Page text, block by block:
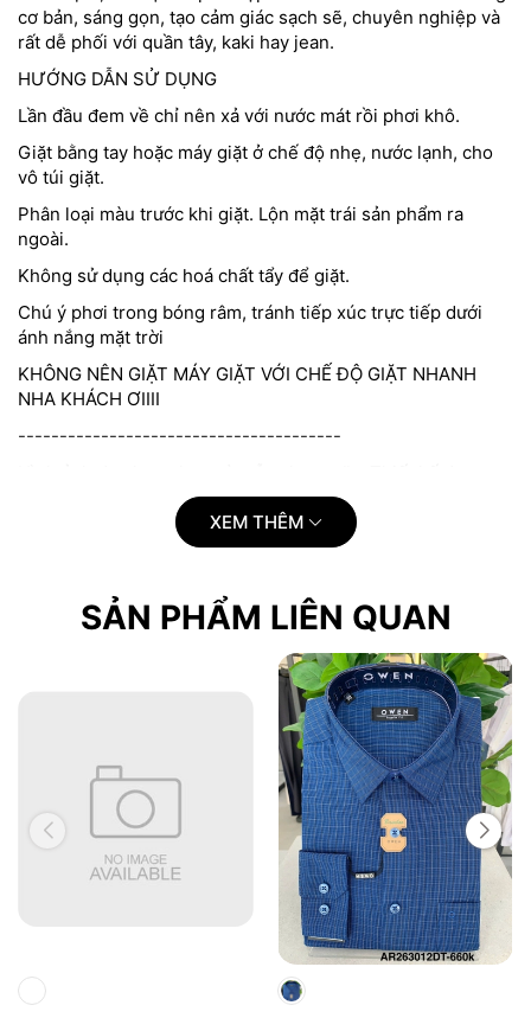
cơ bản, sáng gọn, tạo cảm giác sạch sẽ, chuyên nghiệp và
rất dễ phối với quần tây, kaki hay jean.
HƯỚNG DẪN SỬ DỤNG
Lần đầu đem về chỉ nên xả với nước mát rồi phơi khô.
Giặt bằng tay hoặc máy giặt ở chế độ nhẹ, nước lạnh, cho
vô túi giặt.
Phân loại màu trước khi giặt. Lộn mặt trái sản phẩm ra
ngoài.
Không sử dụng các hoá chất tẩy để giặt.
Chú ý phơi trong bóng râm, tránh tiếp xúc trực tiếp dưới
ánh nắng mặt trời
KHÔNG NÊN GIẶT MÁY GIẶT VỚI CHẾ ĐỘ GIẶT NHANH
NHA KHÁCH ƠIIII
---------------------------------------
giản - tối ưu vào chất lượng và công dụng của sản phẩm.
Sản phẩm cam kết giống ảnh 99%, có thể chênh lệch màu
XEM THÊM
SẢN PHẨM LIÊN QUAN